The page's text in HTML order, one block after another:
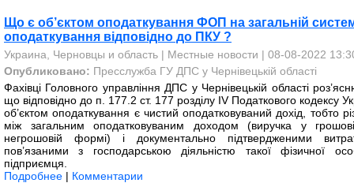
Що є об’єктом оподаткування ФОП на загальній
оподаткування відповідно до ПКУ ?
Украина, Черновцы и область | Местные новости | 08-08-2022
Опубликовано: Пресслужба ГУ ДПС у Чернівецькій області
Фахівці Головного управління ДПС у Чернівецькій області
що відповідно до п. 177.2 ст. 177 розділу IV Податкового кодексу
об’єктом оподаткування є чистий оподатковуваний дохід, тобто
між загальним оподатковуваним доходом (виручка у
негрошовій формі) і документально підтвердженими
пов’язаними з господарською діяльністю такої фізичної
підприємця.
Подробнее | Комментарии